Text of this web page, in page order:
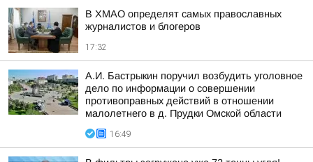
В ХМАО определят самых православных
журналистов и блогеров
17:32
А.И. Бастрыкин поручил возбудить уголовное
дело по информации о совершении
противоправных действий в отношении
малолетнего в д. Прудки Омской области
16:49